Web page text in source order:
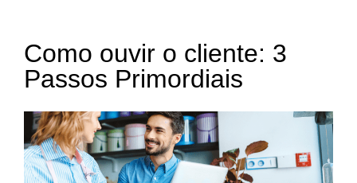
Como ouvir o cliente: 3
Passos Primordiais